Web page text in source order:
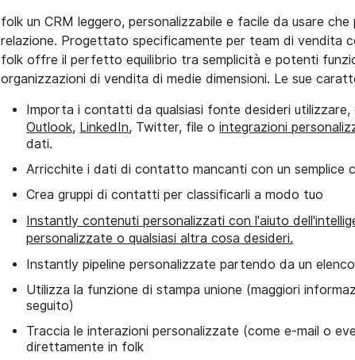
folk un CRM leggero, personalizzabile e facile da usare
relazione. Progettato specificamente per team di vendita
folk offre il perfetto equilibrio tra semplicità e potenti
organizzazioni di vendita di medie dimensioni. Le sue
Importa i contatti da qualsiasi fonte desideri
Outlook, LinkedIn, Twitter, file ointegrazioni
dati.
Arricchite i dati di contatto mancanti con un semplice
Crea gruppi di contatti per classificarli a modo tuo
Instantly contenuti personalizzati con l'aiuto
personalizzate o qualsiasi altra cosa desideri.
Instantly pipeline personalizzate partendo da un
Utilizza la funzione di stampa unione (maggiori
seguito)
Traccia le interazioni personalizzate (come e-mail o
direttamente in folk